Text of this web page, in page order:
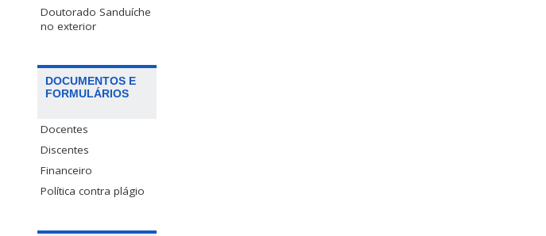
Doutorado Sanduíche
no exterior
DOCUMENTOS E
FORMULÁRIOS
Docentes
Discentes
Financeiro
Política contra plágio